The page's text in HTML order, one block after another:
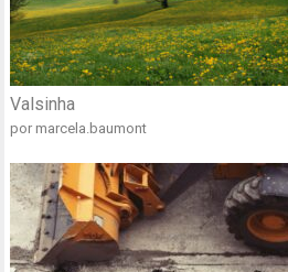
Valsinha
por marcela.baumont